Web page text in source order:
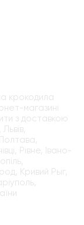
крокодила
магазині
з доставкою
Рівне, Івано-
Кривий Рыг,